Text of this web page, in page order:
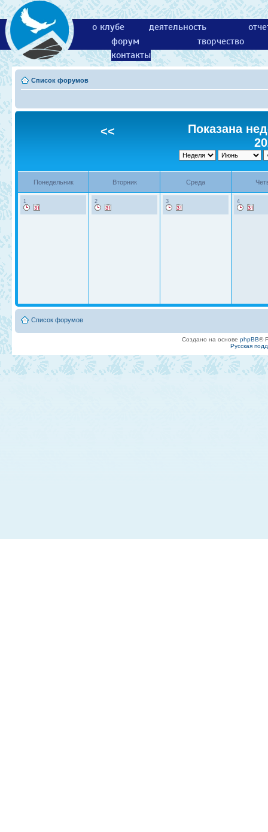
о клубе деятельность
форум
творчество
контакты
Список форумов
<<
Показана
Понедельник Вторник Среда
1 2 3 4
Список форумов
Создано на основе phpBB®
Русская